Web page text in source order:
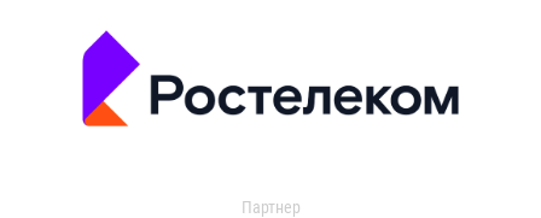
Партнер